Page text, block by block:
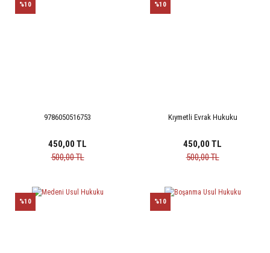
9786050516753
%10
450,00 TL
500,00 TL
Kıymetli Evrak Hukuku
%10
450,00 TL
500,00 TL
%10 %10